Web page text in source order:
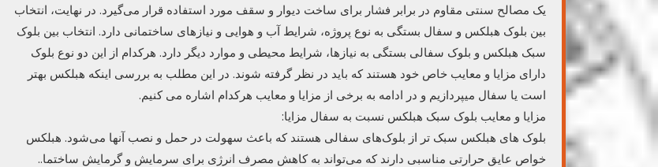
یک مصالح سنتی مقاوم در برابر فشار برای ساخت دیوار و سقف مورد استفاده قرار می‌گیرد. در نهایت، انتخاب
بین بلوک هبلکس و سفال بستگی به نوع پروژه، شرایط آب و هوایی و نیازهای ساختمانی دارد. انتخاب بین بلوک
سبک هبلکس و بلوک سفالی بستگی به نیازها، شرایط محیطی و موارد دیگر دارد. هرکدام از این دو نوع بلوک
دارای مزایا و معایب خاص خود هستند که باید در نظر گرفته شوند. در این مطلب به بررسی اینکه هبلکس بهتر
است یا سفال میپردازیم و در ادامه به برخی از مزایا و معایب هرکدام اشاره می‌ کنیم.
مزایا و معایب بلوک سبک هبلکس نسبت به سفال مزایا:
بلوک‌ های هبلکس سبک‌ تر از بلوک‌های سفالی هستند که باعث سهولت در حمل و نصب آنها می‌شود. هبلکس
خواص عایق حرارتی مناسبی دارند که می‌تواند به کاهش مصرف انرژی برای سرمایش و گرمایش ساختما..